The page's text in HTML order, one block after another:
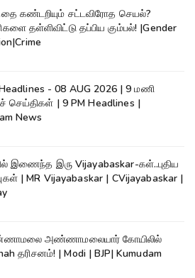
கண்டறியும் சட்டவிரோத செயல்?
தள்ளிவிட்டு தப்பிய கும்பல்! |Gender
- 08 AUG 2026 | 9 மணி
செய்திகள் | 9 PM Headlines |
News
இணைந்த இரு Vijayabaskar-கள்..புதிய
| MR Vijayabaskar | CVijayabaskar |
அண்ணாமலையார் கோயிலில்
தரிசனம்! | Modi | BJP| Kumudam